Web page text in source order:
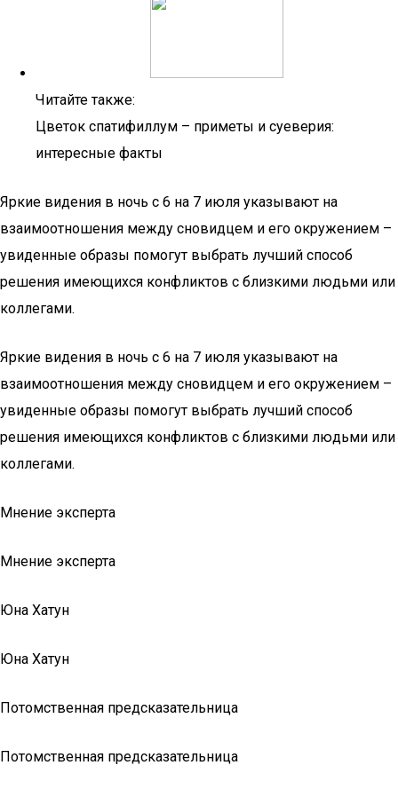
Читайте также:
Цветок спатифиллум – приметы и суеверия:
интересные факты
Яркие видения в ночь с 6 на 7 июля указывают на
взаимоотношения между сновидцем и его окружением –
увиденные образы помогут выбрать лучший способ
решения имеющихся конфликтов с близкими людьми или
коллегами.
Яркие видения в ночь с 6 на 7 июля указывают на
взаимоотношения между сновидцем и его окружением –
увиденные образы помогут выбрать лучший способ
решения имеющихся конфликтов с близкими людьми или
коллегами.
Мнение эксперта
Мнение эксперта
Юна Хатун
Юна Хатун
Потомственная предсказательница
Потомственная предсказательница